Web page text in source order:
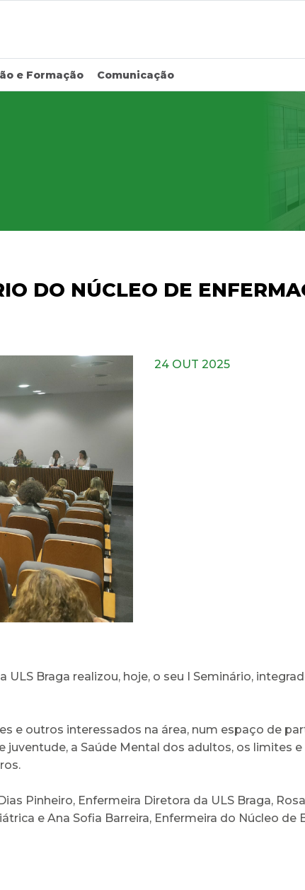
e Formação Comunicação
DO NÚCLEO DE
24 OUT 2025
Braga realizou, hoje, o seu I Seminário,
e outros interessados na área, num espaço de
a Saúde Mental dos adultos, os limites
Pinheiro, Enfermeira Diretora da ULS Braga,
e Ana Sofia Barreira, Enfermeira do Núcleo de